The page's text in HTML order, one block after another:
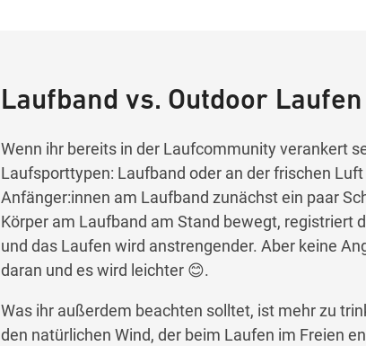
Laufband vs. Outdoor Laufen
Wenn ihr bereits in der Laufcommunity verankert
Laufsporttypen: Laufband oder an der frischen
Anfänger:innen am Laufband zunächst ein paar
Körper am Laufband am Stand bewegt, registriert
und das Laufen wird anstrengender. Aber keine
daran und es wird leichter 😊.
Was ihr außerdem beachten solltet, ist mehr zu
den natürlichen Wind, der beim Laufen im Freien